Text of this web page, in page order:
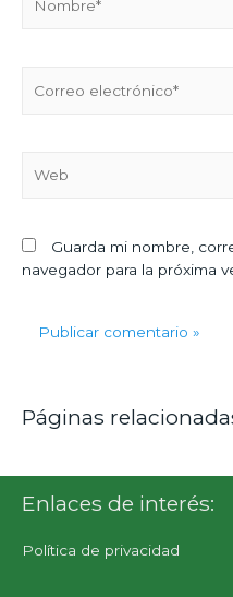
Guarda mi nombre,
navegador para la próxima
Páginas
Enlaces de interés:
Política de privacidad